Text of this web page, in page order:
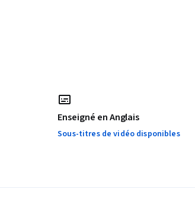
Enseigné en Anglais
Sous-titres de vidéo disponibles